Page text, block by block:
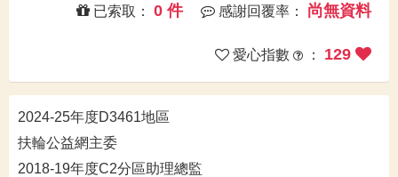
感謝回覆率： 尚無資料
已索取： 0 件
愛心指數 ： 129
2024-25年度D3461地區
扶輪公益網主委
2018-19年度C2分區助理總監